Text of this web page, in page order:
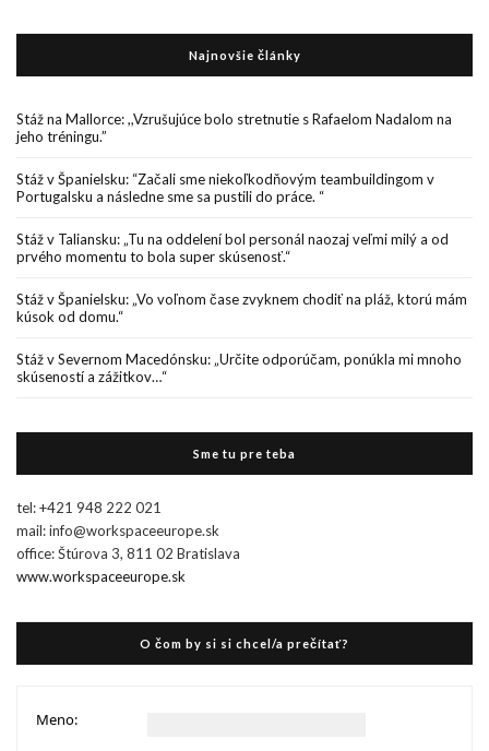
Najnovšie články
Stáž na Mallorce: ,,Vzrušujúce bolo stretnutie s Rafaelom Nadalom na
jeho tréningu.”
Stáž v Španielsku: “Začali sme niekoľkodňovým teambuildingom v
Portugalsku a následne sme sa pustili do práce. “
Stáž v Taliansku: „Tu na oddelení bol personál naozaj veľmi milý a od
prvého momentu to bola super skúsenosť.“
Stáž v Španielsku: „Vo voľnom čase zvyknem chodiť na pláž, ktorú mám
kúsok od domu.“
Stáž v Severnom Macedónsku: „Určite odporúčam, ponúkla mi mnoho
skúseností a zážitkov…“
Sme tu pre teba
tel: +421 948 222 021
mail: info@workspaceeurope.sk
office: Štúrova 3, 811 02 Bratislava
www.workspaceeurope.sk
O čom by si si chcel/a prečítať?
Meno: